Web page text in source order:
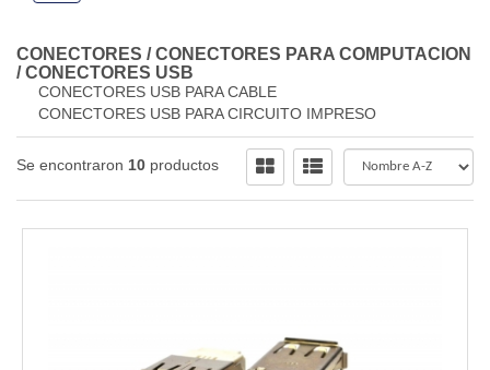
CONECTORES /CONECTORES PARA COMPUTACION
/CONECTORES USB
CONECTORES USB PARA CABLE
CONECTORES USB PARA CIRCUITO IMPRESO
Se encontraron 10 productos